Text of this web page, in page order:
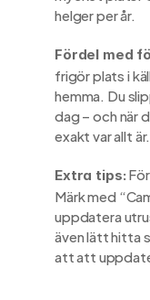
helger per år.
Fördel med
frigör plats i
hemma. Du
dag – och när
exakt var allt är.
Extra tips:
Märk med
uppdatera
även lätt hitta
att att